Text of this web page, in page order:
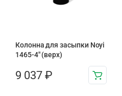
Колонна для засыпки Noyi
1465-4″ (верх)
9 037 ₽